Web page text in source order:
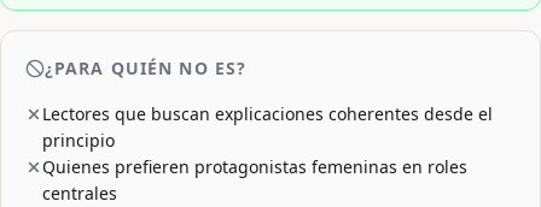
¿PARA QUIÉN NO ES?
Lectores que buscan explicaciones coherentes desde el
principio
Quienes prefieren protagonistas femeninas en roles
centrales